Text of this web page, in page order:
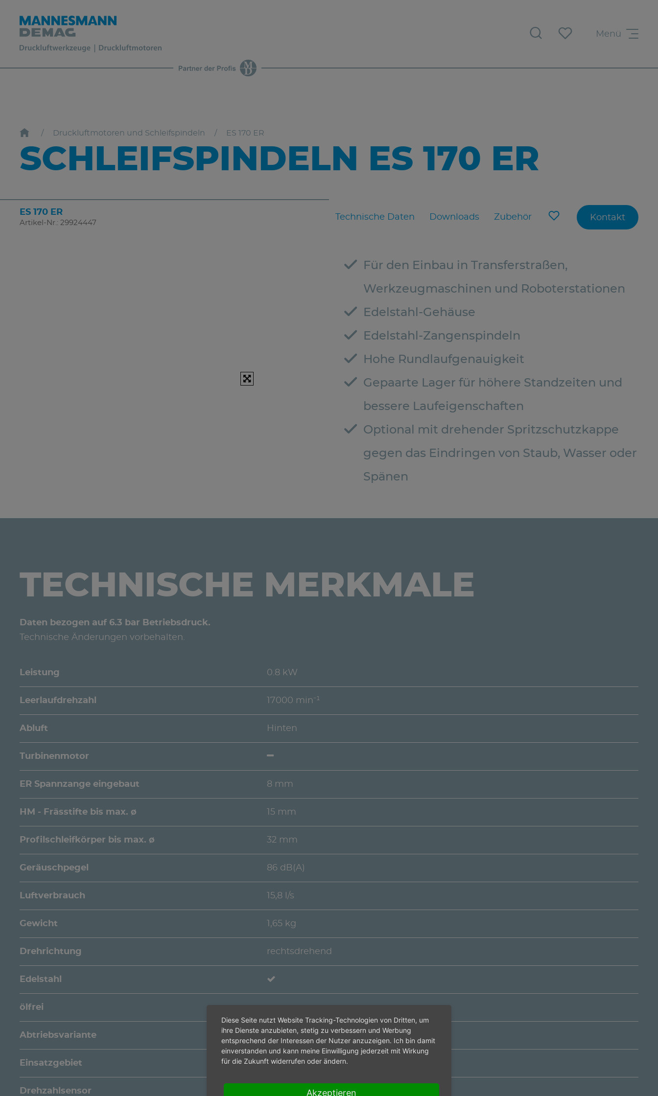
Menü
Druckluftmotoren und Schleifspindeln ES 170 ER
SCHLEIFSPINDELN ES 170 ER
ES 170 ER
Artikel-Nr.: 29924447
Technische Daten Downloads Zubehör Kontakt
Für den Einbau in Transferstraßen,
Werkzeugmaschinen und Roboterstationen
Edelstahl-Gehäuse
Edelstahl-Zangenspindeln
Hohe Rundlaufgenauigkeit
Gepaarte Lager für höhere Standzeiten und
bessere Laufeigenschaften
Optional mit drehender Spritzschutzkappe
gegen das Eindringen von Staub, Wasser oder
Spänen
TECHNISCHE MERKMALE
Daten bezogen auf 6.3 bar Betriebsdruck.
Technische Änderungen vorbehalten.
Leistung 0.8 kW
Leerlaufdrehzahl 17000 min⁻¹
Abluft Hinten
Turbinenmotor
ER Spannzange eingebaut 8 mm
HM - Frässtifte bis max. ø 15 mm
Profilschleifkörper bis max. ø 32 mm
Geräuschpegel 86 dB(A)
Luftverbrauch 15,8 l/s
Gewicht 1,65 kg
Drehrichtung rechtsdrehend
Edelstahl
ölfrei
Abtriebsvariante Spannzange
Einsatzgebiet Entgraten und Fräsen
Drehzahlsensor
Diese Seite nutzt Website Tracking-Technologien von Dritten, um
ihre Dienste anzubieten, stetig zu verbessern und Werbung
entsprechend der Interessen der Nutzer anzuzeigen. Ich bin damit
einverstanden und kann meine Einwilligung jederzeit mit Wirkung
für die Zukunft widerrufen oder ändern.
Akzeptieren